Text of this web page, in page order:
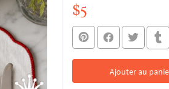
$5
Ajouter au